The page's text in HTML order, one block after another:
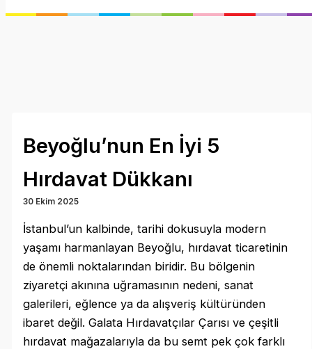
Beyoğlu’nun En İyi 5
Hırdavat Dükkanı
30 Ekim 2025
İstanbul’un kalbinde, tarihi dokusuyla modern
yaşamı harmanlayan Beyoğlu, hırdavat ticaretinin
de önemli noktalarından biridir. Bu bölgenin
ziyaretçi akınına uğramasının nedeni, sanat
galerileri, eğlence ya da alışveriş kültüründen
ibaret değil. Galata Hırdavatçılar Çarısı ve çeşitli
hırdavat mağazalarıyla da bu semt pek çok farklı